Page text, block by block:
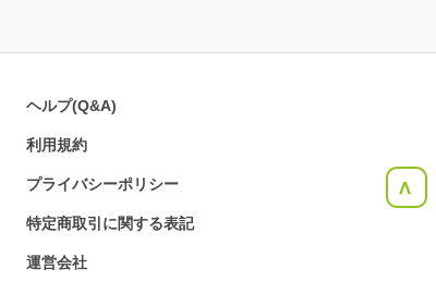
<
ヘルプ(Q&A)
利用規約
プライバシーポリシー
特定商取引に関する表記
運営会社